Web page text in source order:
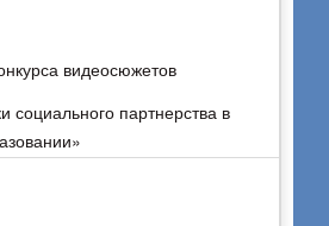
видеосюжетов
социального партнерства в